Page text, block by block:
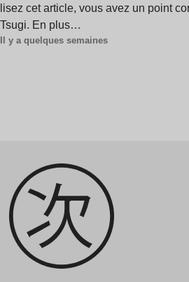
lisez cet article, vous avez un point
Tsugi. En plus…
Il y a quelques semaines